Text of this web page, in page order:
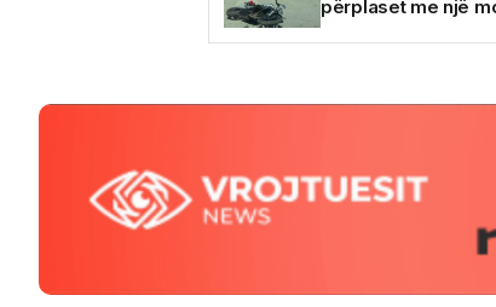
përplaset me një